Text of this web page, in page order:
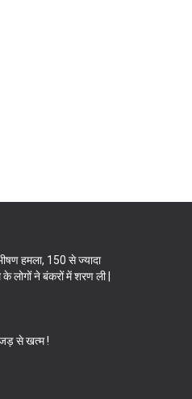
हमला, 150 से ज्यादा
के लोगों ने बंकरों में शरण ली |
जड़ से खत्म !